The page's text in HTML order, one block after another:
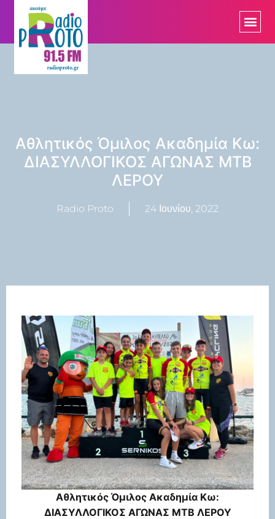
Αθλητικός Όμιλος Ακαδημία Κω:
ΔΙΑΣΥΛΛΟΓΙΚΟΣ ΑΓΩΝΑΣ MTB
ΛΕΡΟΥ
Radio Proto 24 Ιουνίου, 2022
Αθλητικός Όμιλος Ακαδημία Κω:
ΔΙΑΣΥΛΛΟΓΙΚΟΣ ΑΓΩΝΑΣ MTB ΛΕΡΟΥ